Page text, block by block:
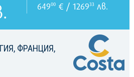
ФРАНЦИЯ,
64900 € / 126933 лв.